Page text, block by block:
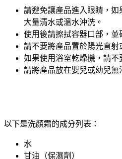
請避免讓產品進入眼睛，如
大量清水或溫水沖洗。
使用後請擦拭容器口部，並
請不要將產品置於陽光直射
如果使用浴室乾燥機，請不
請將產品放在嬰兒或幼兒無
以下是洗顏霜的成分列表：
水
甘油（保濕劑）